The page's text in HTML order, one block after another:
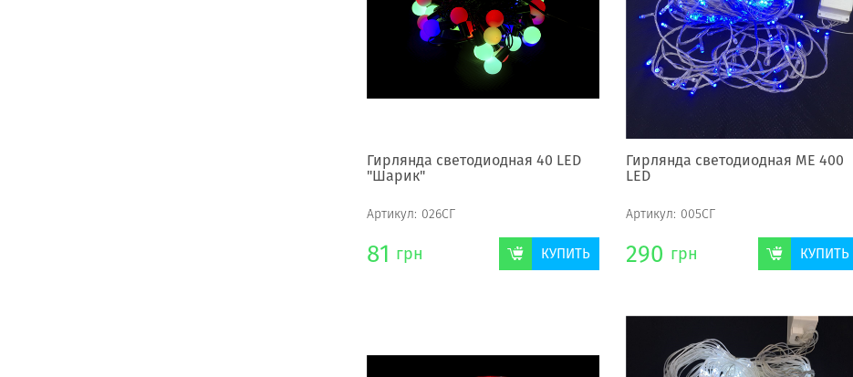
Гирлянда светодиодная 40 LED
"Шарик"
Артикул: 026СГ
81 грн КУПИТЬ
Гирлянда светодиодная МЕ 400
LED
Артикул: 005СГ
290 грн КУПИТЬ